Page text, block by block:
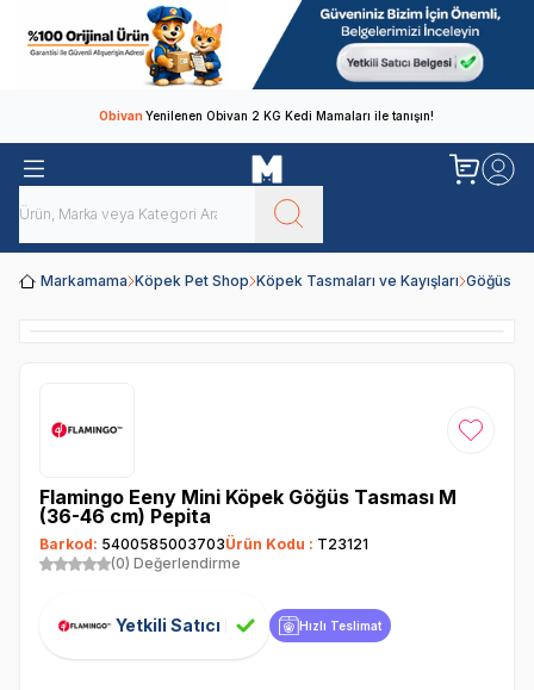
ObivanYenilenen Obivan 2 KG Kedi Mamaları ile tanışın!
Markamama Köpek Pet Shop Köpek Tasmaları ve Kayışları Göğüs
Favoriye
Flamingo Eeny Mini Köpek Göğüs Tasması M
(36-46 cm) Pepita
Barkod: 5400585003703Ürün Kodu : T23121
(0) Değerlendirme
Yetkili Satıcı Hızlı Teslimat